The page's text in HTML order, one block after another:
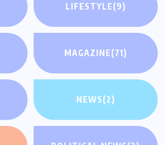
LIFESTYLE(9)
MAGAZINE(71)
NEWS(2)